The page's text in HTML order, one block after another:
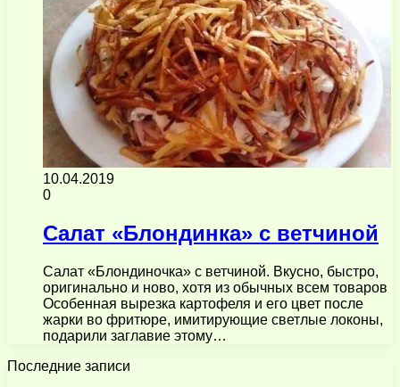
10.04.2019
0
Салат «Блондинка» с ветчиной
Салат «Блондиночка» с ветчиной. Вкусно, быстро,
оригинально и ново, хотя из обычных всем товаров
Особенная вырезка картофеля и его цвет после
жарки во фритюре, имитирующие светлые локоны,
подарили заглавие этому…
Последние записи